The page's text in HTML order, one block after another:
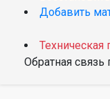
Добавить
Обратная связь